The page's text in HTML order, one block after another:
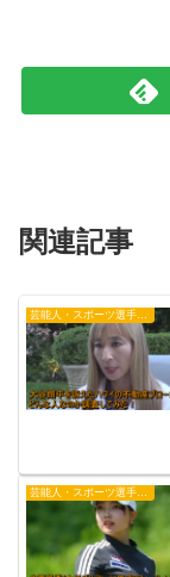
関連記事
芸能人・スポーツ選手・有名人